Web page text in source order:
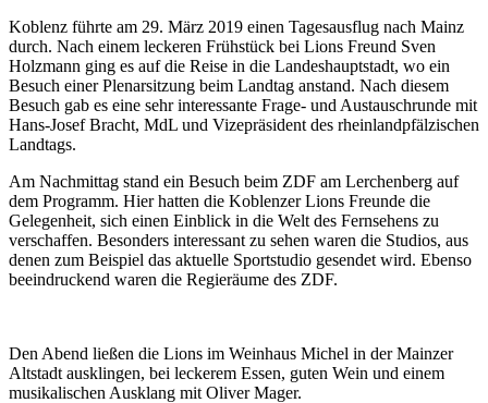
Koblenz führte am 29. März 2019 einen Tagesausflug nach Mainz
durch. Nach einem leckeren Frühstück bei Lions Freund Sven
Holzmann ging es auf die Reise in die Landeshauptstadt, wo ein
Besuch einer Plenarsitzung beim Landtag anstand. Nach diesem
Besuch gab es eine sehr interessante Frage- und Austauschrunde mit
Hans-Josef Bracht, MdL und Vizepräsident des rheinlandpfälzischen
Landtags.
Am Nachmittag stand ein Besuch beim ZDF am Lerchenberg auf
dem Programm. Hier hatten die Koblenzer Lions Freunde die
Gelegenheit, sich einen Einblick in die Welt des Fernsehens zu
verschaffen. Besonders interessant zu sehen waren die Studios, aus
denen zum Beispiel das aktuelle Sportstudio gesendet wird. Ebenso
beeindruckend waren die Regieräume des ZDF.
Den Abend ließen die Lions im Weinhaus Michel in der Mainzer
Altstadt ausklingen, bei leckerem Essen, guten Wein und einem
musikalischen Ausklang mit Oliver Mager.